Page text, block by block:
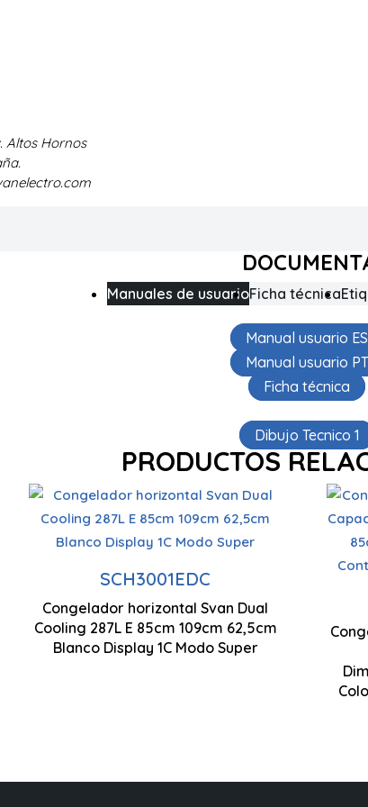
Altos Hornos
Manuales de usuarioFicha técnica
Manual usuario ES
Manual usuario PT
Ficha técnica
Dibujo Tecnico 1
PRODUCTOS
846,5 x 538 x 520 mm
SCH3001EDC
Congelador horizontal Svan Dual
Cooling 287L E 85cm 109cm 62,5cm
Blanco Display 1C Modo Super
Capacidad 287 Litros
Tecnología Cíclica
Sistema Dual Cooling
Control